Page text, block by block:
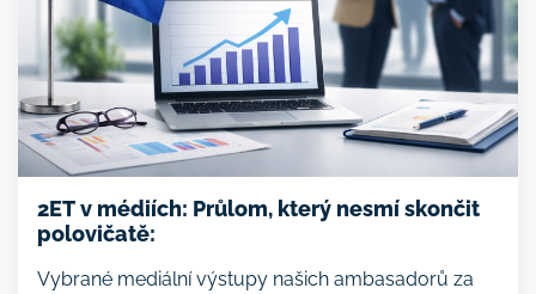
2ET v médiích: Průlom, který nesmí skončit
polovičatě:
Vybrané mediální výstupy našich ambasadorů za